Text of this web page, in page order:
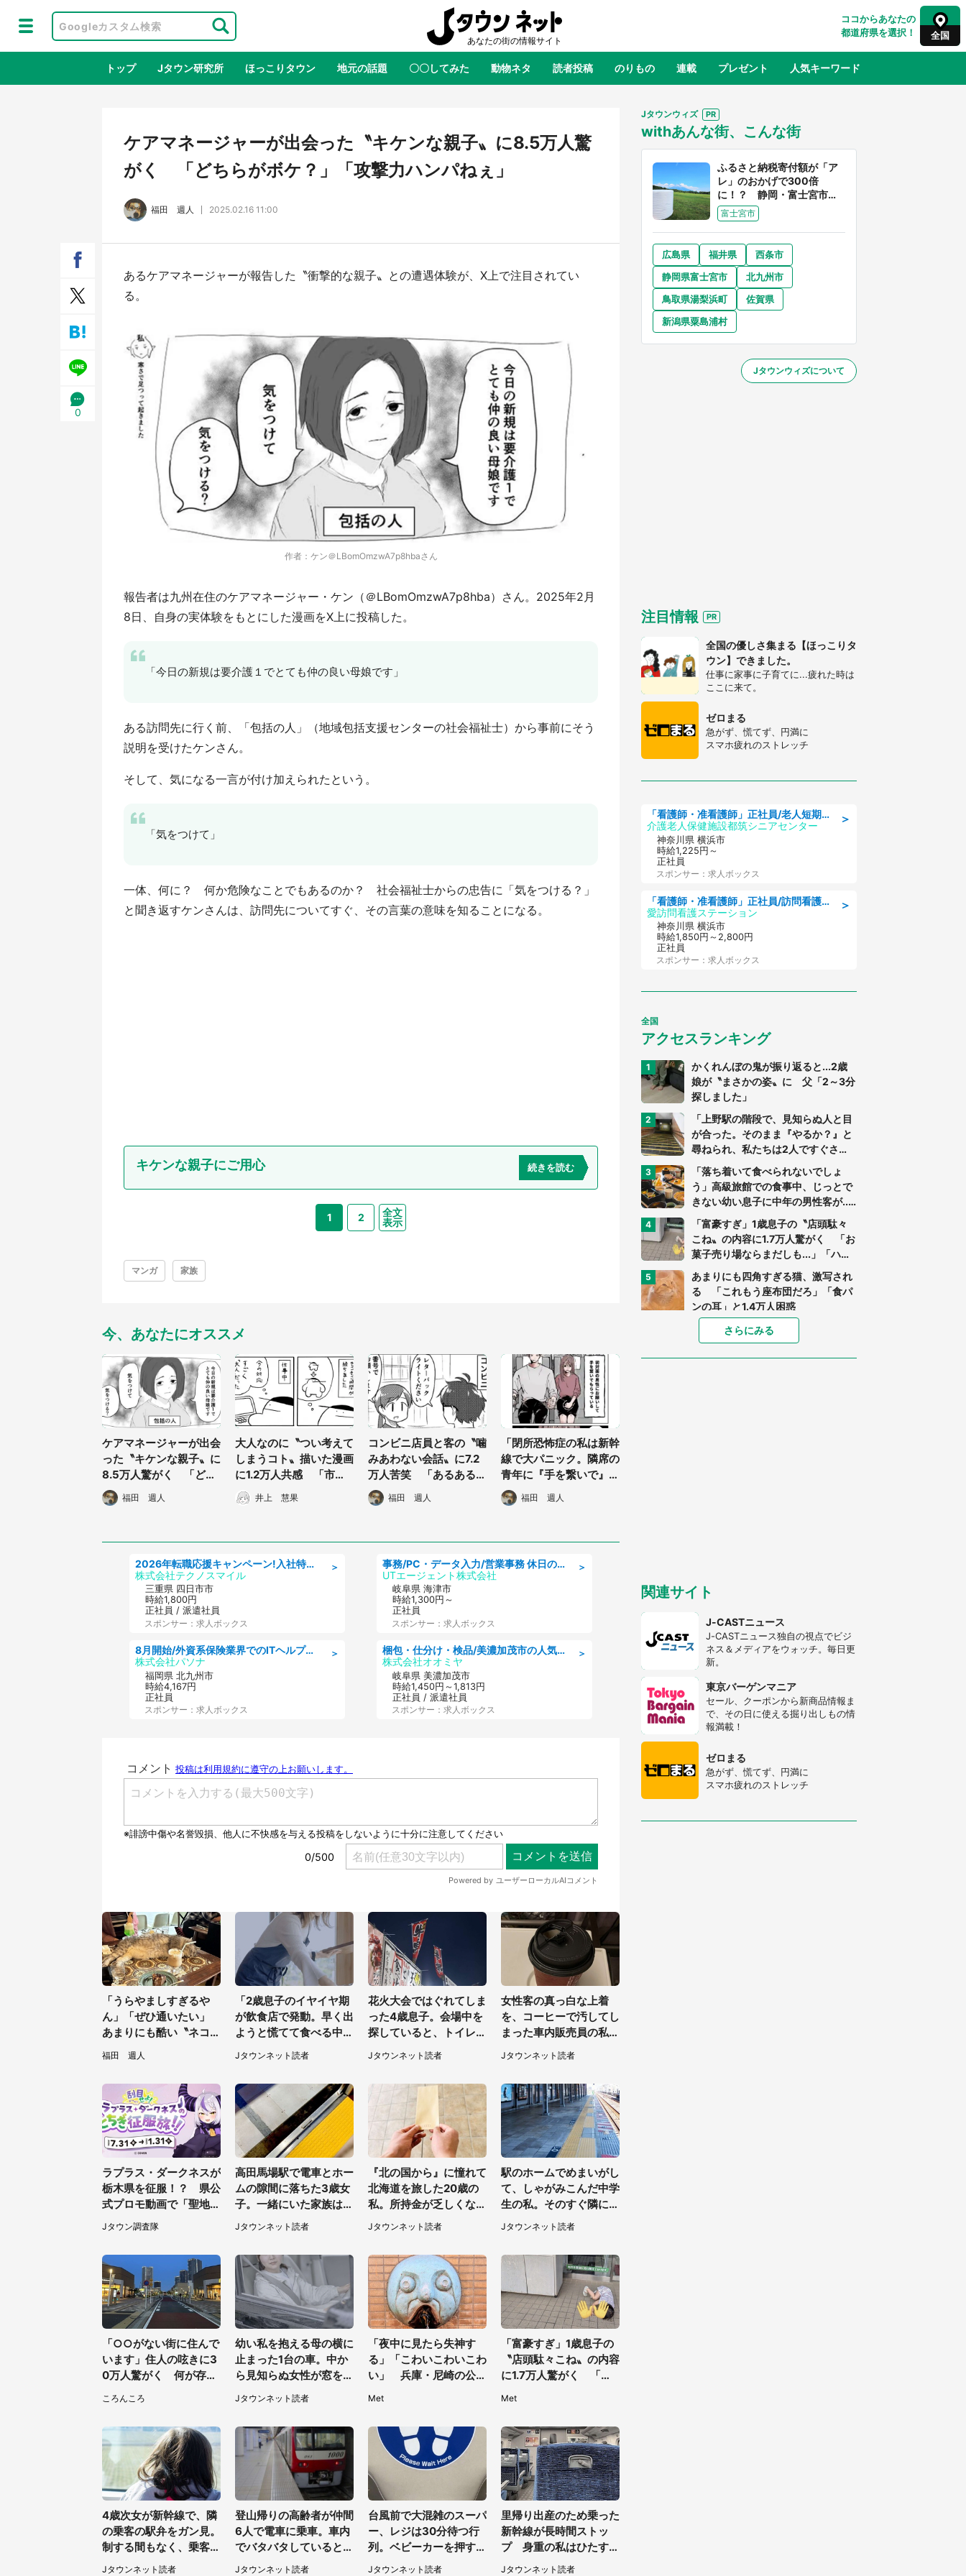
ココからあなたの
都道府県を選択！
全国
全国 全国
東北 青森 岩手 宮城 山形 福島
関東 千葉 東京 神奈川
奈良 和歌山
中国 鳥取 島根 岡山 山口
大分 宮崎
トップ Jタウン研究所 ほっこりタウン 地元の話題 〇〇してみた 動物ネタ 読者投稿 のりもの 連載 プレゼント 人気キーワード
地域×二次元 絶景 あの時はありがとう 物語がはじまる町へ ふるさと納税
服！？ 県公式プロモ動画で「聖地」
／1～10／26】
『小林さんちのメイドラゴン』と舞台
のモデル・越谷がコラボ 田んぼアー
トの見頃にあわせて企画続々【7／31
～】
もっとみる
ケアマネージャーが出会った〝キケンな親子〟に8.5万人驚
がく 「どちらがボケ？」「攻撃力ハンパねぇ」
福田 週人 2025.02.16 11:00
0
あるケアマネージャーが報告した〝衝撃的な親子〟との遭遇体験が、X上で注目されてい
る。
作者：ケン＠LBomOmzwA7p8hbaさん
報告者は九州在住のケアマネージャー・ケン（＠LBomOmzwA7p8hba）さん。2025年2月
8日、自身の実体験をもとにした漫画をX上に投稿した。
「今日の新規は要介護１でとても仲の良い母娘です」
ある訪問先に行く前、「包括の人」（地域包括支援センターの社会福祉士）から事前にそう
説明を受けたケンさん。
そして、気になる一言が付け加えられたという。
「気をつけて」
一体、何に？ 何か危険なことでもあるのか？ 社会福祉士からの忠告に「気をつける？」
と聞き返すケンさんは、訪問先についてすぐ、その言葉の意味を知ることになる。
キケンな親子にご用心 続きを読む
1 2
全文
表示
マンガ 家族
今、あなたにオススメ
ケアマネージャーが出会
った〝キケンな親子〟に
8.5万人驚がく 「どち
らがボケ？」「攻撃力ハ
ンパねぇ」
福田 週人
大人なのに〝つい考えて
しまうコト〟描いた漫画
に1.2万人共感 「市役
所とか行ったりしたとき
これになる」
井上 慧果
コンビニ店員と客の〝噛
みあわない会話〟に7.2
万人苦笑 「あるある
w」「店員やること多す
ぎ」
福田 週人
「閉所恐怖症の私は新幹
線で大パニック。隣席の
青年に『手を繋いで』と
お願いしたら...」 体験
談に8万人感動
福田 週人
＞
2026年転職応援キャンペーン!入社特典58万円/デンソーで働こう!自動車工場で小型部品の検査業務 denso aichi
株式会社テクノスマイル
三重県 四日市市
時給1,800円
正社員 / 派遣社員
スポンサー：求人ボックス
＞
8月開始/外資系保険業界でのITヘルプデスク業務/駅近/即日勤務可/ヘルプデスク
株式会社パソナ
福岡県 北九州市
時給4,167円
正社員
スポンサー：求人ボックス
＞
事務/PC・データ入力/営業事務 休日の相談OK 月収27万円可 アルミ製品メーカーで事務
UTエージェント株式会社
岐阜県 海津市
時給1,300円～
正社員
スポンサー：求人ボックス
＞
梱包・仕分け・検品/美濃加茂市の人気求人仕分け/高時給/長期休暇充実
株式会社オオミヤ
岐阜県 美濃加茂市
時給1,450円～1,813円
正社員 / 派遣社員
スポンサー：求人ボックス
「うらやましすぎるや
ん」「ぜひ通いたい」
あまりにも酷い〝ネコハ
ラ〟受けられる喫茶店に
5.3万人驚がく
福田 週人
「2歳息子のイヤイヤ期
が飲食店で発動。早く出
ようと慌てて食べる中、
店員がやってきて...」
（岡山県・40代女性）
Jタウンネット読者
花火大会ではぐれてしま
った4歳息子。会場中を
探していると、トイレ前
で見知らぬ男性に（東京
都・女性）
Jタウンネット読者
女性客の真っ白な上着
を、コーヒーで汚してし
まった車内販売員の私。
罵声を浴びせられても当
然の場面で言われたのは
性）
Jタウンネット読者
ラプラス・ダークネスが
栃木県を征服！？ 県公
式プロモ動画で「聖地」
が生産されてます【7／
31～1／31】
Jタウン調査隊
高田馬場駅で電車とホー
ムの隙間に落ちた3歳女
子。一緒にいた家族はど
うすることもできなく
て...（埼玉県・50代女
Jタウンネット読者
『北の国から』に憧れて
北海道を旅した20歳の
私。所持金が乏しくなっ
たころ、知り合ったオジ
サンに連れて行かれたの
性）
Jタウンネット読者
駅のホームでめまいがし
て、しゃがみこんだ中学
生の私。そのすぐ隣にス
ーツの男性が座ってきて
（千葉県・20代女性）
Jタウンネット読者
「○○がない街に住んで
います」住人の呟きに3
0万人驚がく 何が存在
る？
ころんころ
幼い私を抱える母の横に
止まった1台の車。中か
ら見知らぬ女性が窓を開
けて...（東京都・40代
男性）
Jタウンネット読者
「夜中に見たら失神す
る」「こわいこわいこわ
い」 兵庫・尼崎の公園
Met
「富豪すぎ」1歳息子の
〝店頭駄々こね〟の内容
に1.7万人驚がく 「お
Met
4歳次女が新幹線で、隣
の乗客の駅弁をガン見。
制する間もなく、乗客が
ご飯を一口食べると（茨
Jタウンネット読者
登山帰りの高齢者が仲間
6人で電車に乗車。車内
でバタバタしていると、
隣の若い男性客が（神奈
Jタウンネット読者
台風前で大混雑のスーパ
ー、レジは30分待つ行
列。ベビーカーを押す私
が並んでいると、前の男
Jタウンネット読者
里帰り出産のため乗った
新幹線が長時間ストッ
プ 身重の私はひたすら
我慢、男女二人はジュー
Jタウンネット読者
Jタウンウィズ
withあんな街、こんな街
ふるさと納税寄付額が「ア
レ」のおかげで300倍
に！？ 静岡・富士宮市は
富士山産の魅力あふれるス
ゴイ街
富士宮市
広島県 福井県
西条市
静岡県富士宮市
北九州市
鳥取県湯梨浜町
佐賀県
新潟県粟島浦村
Jタウンウィズについて
注目情報
全国の優しさ集まる【ほっこりタ
ウン】できました。
仕事に家事に子育てに...疲れた時は
ここに来て。
ゼロまる
急がず、慌てず、円満に
スマホ疲れのストレッチ
＞
「看護師・准看護師」正社員/老人短期入所施設
介護老人保健施設都筑シニアセンター
神奈川県 横浜市
時給1,225円～
正社員
スポンサー：求人ボックス
＞
「看護師・准看護師」正社員/訪問看護ステーション/正看護師
愛訪問看護ステーション
神奈川県 横浜市
時給1,850円～2,800円
正社員
スポンサー：求人ボックス
全国
アクセスランキング
かくれんぼの鬼が振り返ると...2歳
娘が〝まさかの姿〟に 父「2～3分
探しました」
「上野駅の階段で、見知らぬ人と目
が合った。そのまま『やるか？』と
尋ねられ、私たちは2人ですぐさ
ま...」（茨城県・70代男性）
「落ち着いて食べられないでしょ
う」高級旅館での食事中、じっとで
きない幼い息子に中年の男性客が...
（東京都・40代男性）
「富豪すぎ」1歳息子の〝店頭駄々
こね〟の内容に1.7万人驚がく 「お
菓子売り場ならまだしも...」「ハー
あまりにも四角すぎる猫、激写され
る 「これもう座布団だろ」「食パ
ンの耳」と1.4万人困惑
家に〝デカい蛾〟が居座り続けて3
日間...ビビり続けた住人 判明した
〝まさかの正体〟に14万人も困惑
さらにみる
関連サイト
J-CASTニュース
J-CASTニュース独自の視点でビジ
ネス＆メディアをウォッチ。毎日更
新。
東京バーゲンマニア
セール、クーポンから新商品情報ま
で、その日に使える掘り出しもの情
報満載！
ゼロまる
急がず、慌てず、円満に
スマホ疲れのストレッチ